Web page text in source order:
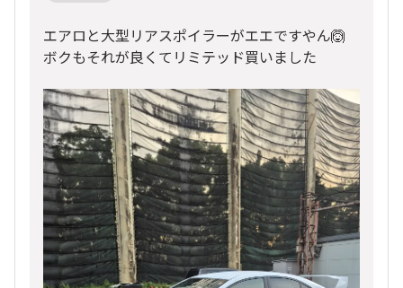
エアロと大型リアスポイラーがエエですやん🙆
ボクもそれが良くてリミテッド買いました